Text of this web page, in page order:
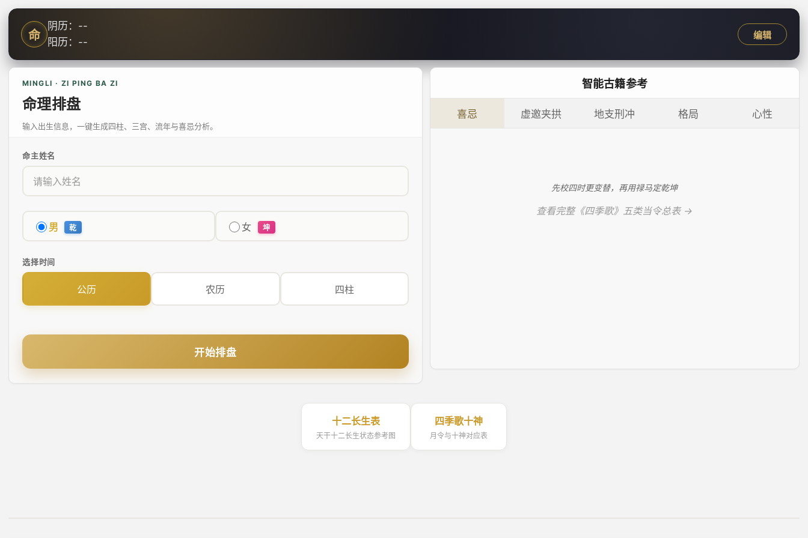
命
阴历：--
阳历：--
编辑
MINGLI · ZI PING BA ZI
命理排盘
输入出生信息，一键生成四柱、三宫、流年与喜忌分析。
命主姓名
男 乾 女 坤
选择时间
公历 农历 四柱
开始排盘
智能古籍参考
喜忌 虚邀夹拱 地支刑冲 格局 心性
先校四时更变替，再用禄马定乾坤
查看完整《四季歌》五类当令总表 →
十二长生表
天干十二长生状态参考图
四季歌十神
月令与十神对应表